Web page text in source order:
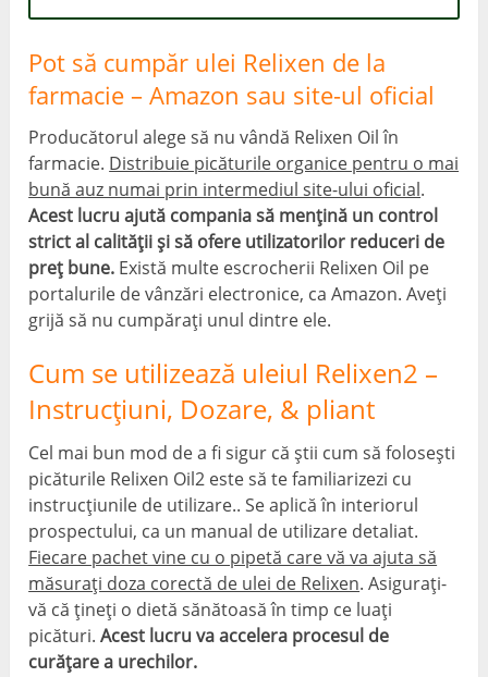
Pot să cumpăr ulei Relixen de la
farmacie – Amazon sau site-ul oficial
Producătorul alege să nu vândă Relixen Oil în
farmacie. Distribuie picăturile organice pentru o mai
bună auz numai prin intermediul site-ului oficial.
Acest lucru ajută compania să mențină un control
strict al calității și să ofere utilizatorilor reduceri de
preț bune. Există multe escrocherii Relixen Oil pe
portalurile de vânzări electronice, ca Amazon. Aveți
grijă să nu cumpărați unul dintre ele.
Cum se utilizează uleiul Relixen2 –
Instrucțiuni, Dozare, & pliant
Cel mai bun mod de a fi sigur că știi cum să folosești
picăturile Relixen Oil2 este să te familiarizezi cu
instrucțiunile de utilizare.. Se aplică în interiorul
prospectului, ca un manual de utilizare detaliat.
Fiecare pachet vine cu o pipetă care vă va ajuta să
măsurați doza corectă de ulei de Relixen. Asigurați-
vă că țineți o dietă sănătoasă în timp ce luați
picături.Acest lucru va accelera procesul de
curățare a urechilor.